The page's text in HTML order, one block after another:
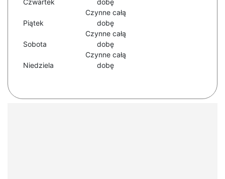
Czwartek
dobę
Piątek
Czynne całą
dobę
Sobota
Czynne całą
dobę
Niedziela
Czynne całą
dobę